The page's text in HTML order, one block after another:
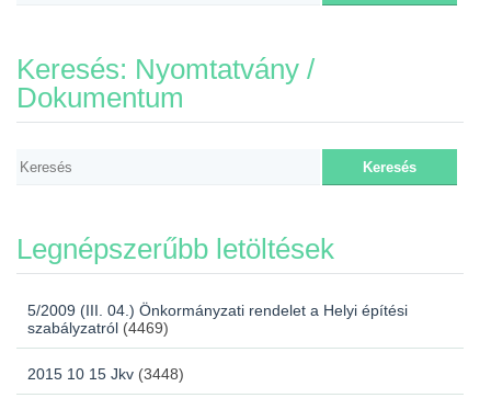
Keresés: Nyomtatvány /
Dokumentum
Legnépszerűbb letöltések
5/2009 (III. 04.) Önkormányzati rendelet a Helyi építési
szabályzatról (4469)
2015 10 15 Jkv (3448)